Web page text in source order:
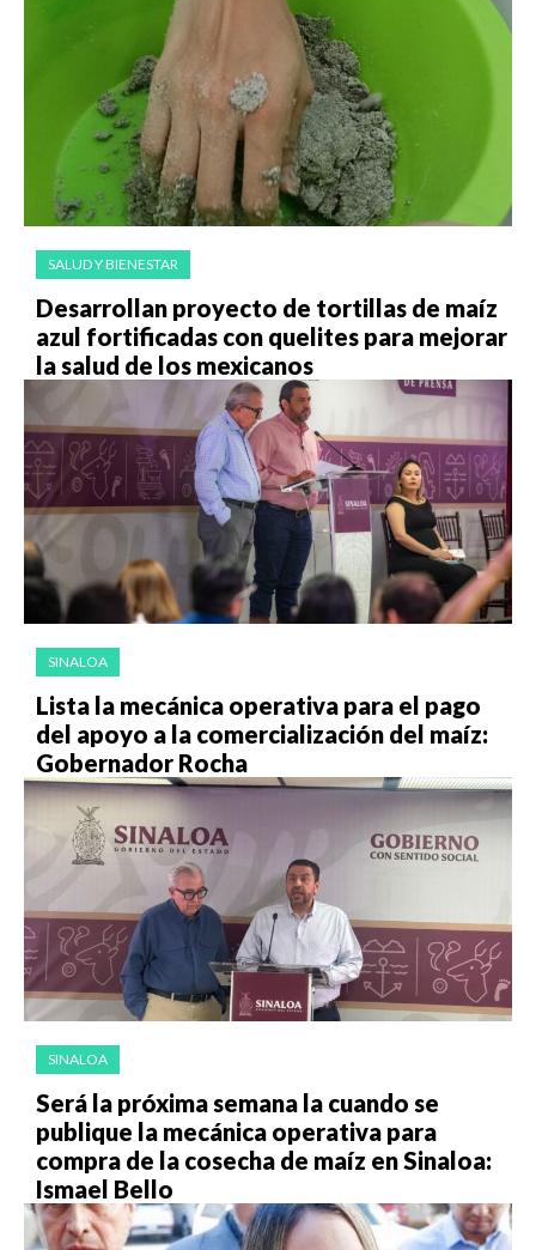
SALUD Y BIENESTAR
Desarrollan proyecto de tortillas de maíz
azul fortificadas con quelites para mejorar
la salud de los mexicanos
SINALOA
Lista la mecánica operativa para el pago
del apoyo a la comercialización del maíz:
Gobernador Rocha
SINALOA
Será la próxima semana la cuando se
publique la mecánica operativa para
compra de la cosecha de maíz en Sinaloa:
Ismael Bello